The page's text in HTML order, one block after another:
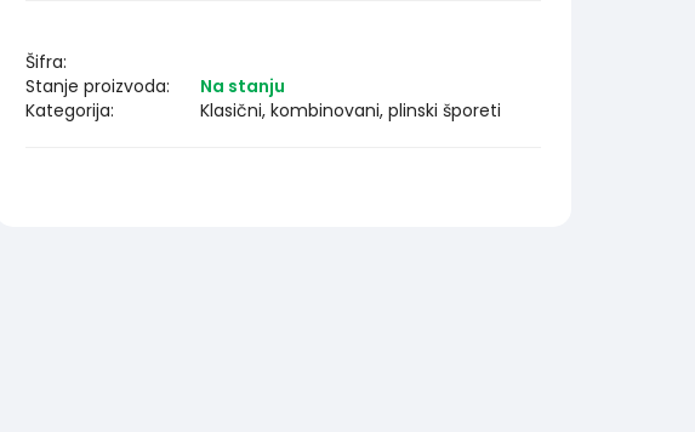
Šifra:
Stanje proizvoda:
Na stanju
Kategorija:
Klasični, kombinovani, plinski šporeti